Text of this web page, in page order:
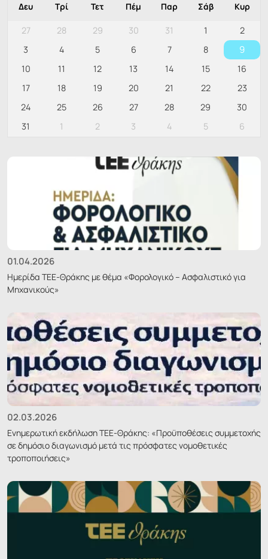
01.04.2026
Ημερίδα ΤΕΕ-Θράκης με θέμα «Φορολογικό – Ασφαλιστικό για
Μηχανικούς»
02.03.2026
Ενημερωτική εκδήλωση ΤΕΕ-Θράκης: «Προϋποθέσεις συμμετοχής
σε δημόσιο διαγωνισμό μετά τις πρόσφατες νομοθετικές
τροποποιήσεις»
Δευ Τρί Τετ Πέμ Παρ Σάβ Κυρ
27 28 29 30 31 1
2
3
4 5 6 7 8 9
10 11 12 13 14 15
16
17
18 19 20 21 22
23
24
25 26 27 28 29
30
31
1 2 3 4 5 6